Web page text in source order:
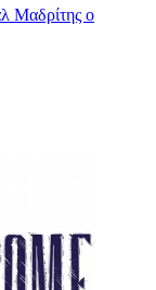
Μαδρίτης ο